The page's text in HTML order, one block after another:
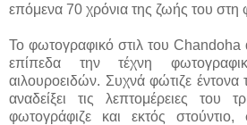
επόμενα 70 χρόνια της ζωής του
Το φωτογραφικό στιλ του Chandoha
επίπεδα την τέχνη
αιλουροειδών. Συχνά φώτιζε έντονα
αναδείξει τις λεπτομέρειες του
φωτογράφιζε και εκτός στούντιο,